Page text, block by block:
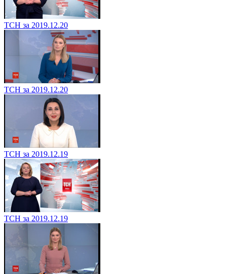
ТСН за 2019.12.20
ТСН за 2019.12.20
ТСН за 2019.12.19
ТСН за 2019.12.19